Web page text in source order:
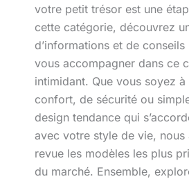
votre petit trésor est une
cette catégorie, découvrez
d’informations et de
vous accompagner dans ce
intimidant. Que vous soyez
confort, de sécurité ou
design tendance qui
avec votre style de vie, nous
revue les modèles les plus
du marché. Ensemble,